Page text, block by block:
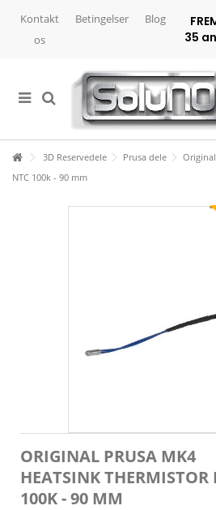
Betingelser Blog
Kontakt
os
35
3D Reservedele Prusa dele
NTC 100k - 90 mm
ORIGINAL PRUSA MK4
HEATSINK THERMISTOR
100K - 90 MM